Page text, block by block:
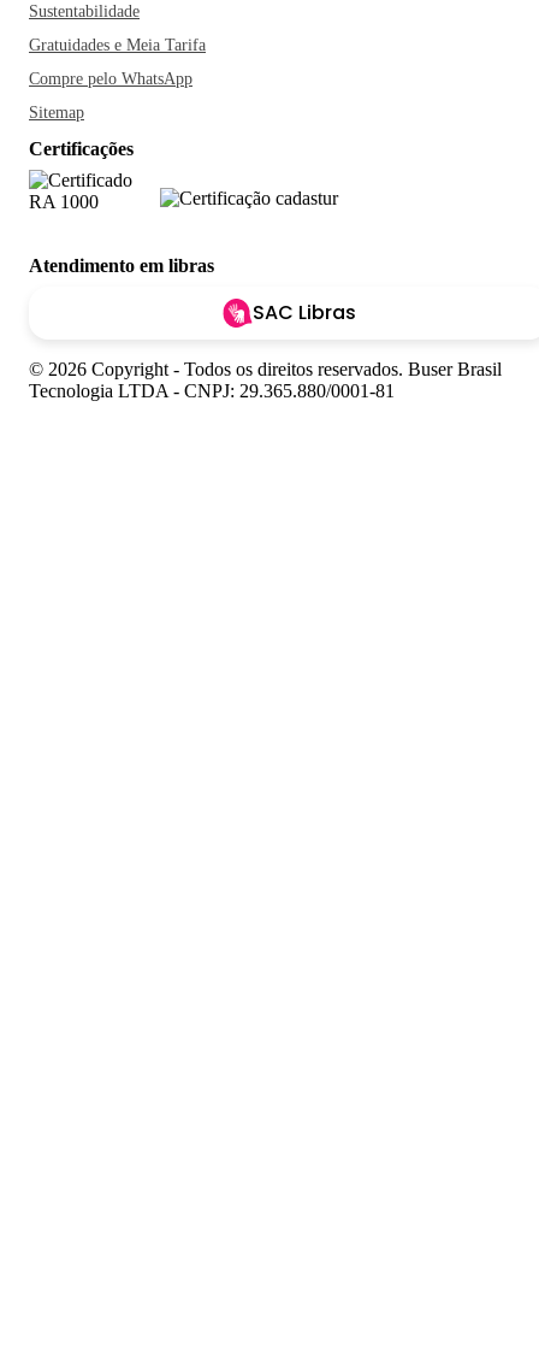
Sustentabilidade
Gratuidades e Meia Tarifa
Compre pelo WhatsApp
Sitemap
Certificações
Atendimento em libras
SAC Libras
© 2026 Copyright - Todos os direitos reservados. Buser Brasil
Tecnologia LTDA - CNPJ: 29.365.880/0001-81